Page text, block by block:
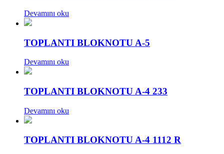
Devamını oku
TOPLANTI BLOKNOTU A-5
Devamını oku
TOPLANTI BLOKNOTU A-4 233
Devamını oku
TOPLANTI BLOKNOTU A-4 1112 R